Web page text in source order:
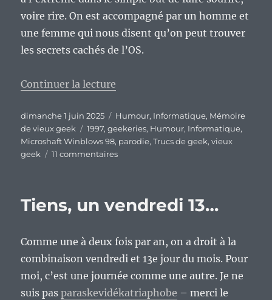
voire rire. On est accompagné par un homme et
une femme qui nous disent qu’on peut trouver
les secrets cachés de l’OS.
Continuer la lecture
Publié
le
dimanche 1 juin 2025 Catégories
Humour, Informatique, Mémoire
de vieux geek
Étiquettes
1997,geekeries, Humour, Informatique,
Microshaft Winblows 98, parodie,Trucs de geek,vieux
geek
11 commentairessur
372
Winblows
98,
une
sacrée
parodie.
Tiens, un vendredi 13…
Comme une à deux fois par an, on a droit à la
combinaison vendredi et 13e jour du mois. Pour
moi, c’est une journée comme une autre. Je ne
suis pasparaskevidékatriaphobe – merci le